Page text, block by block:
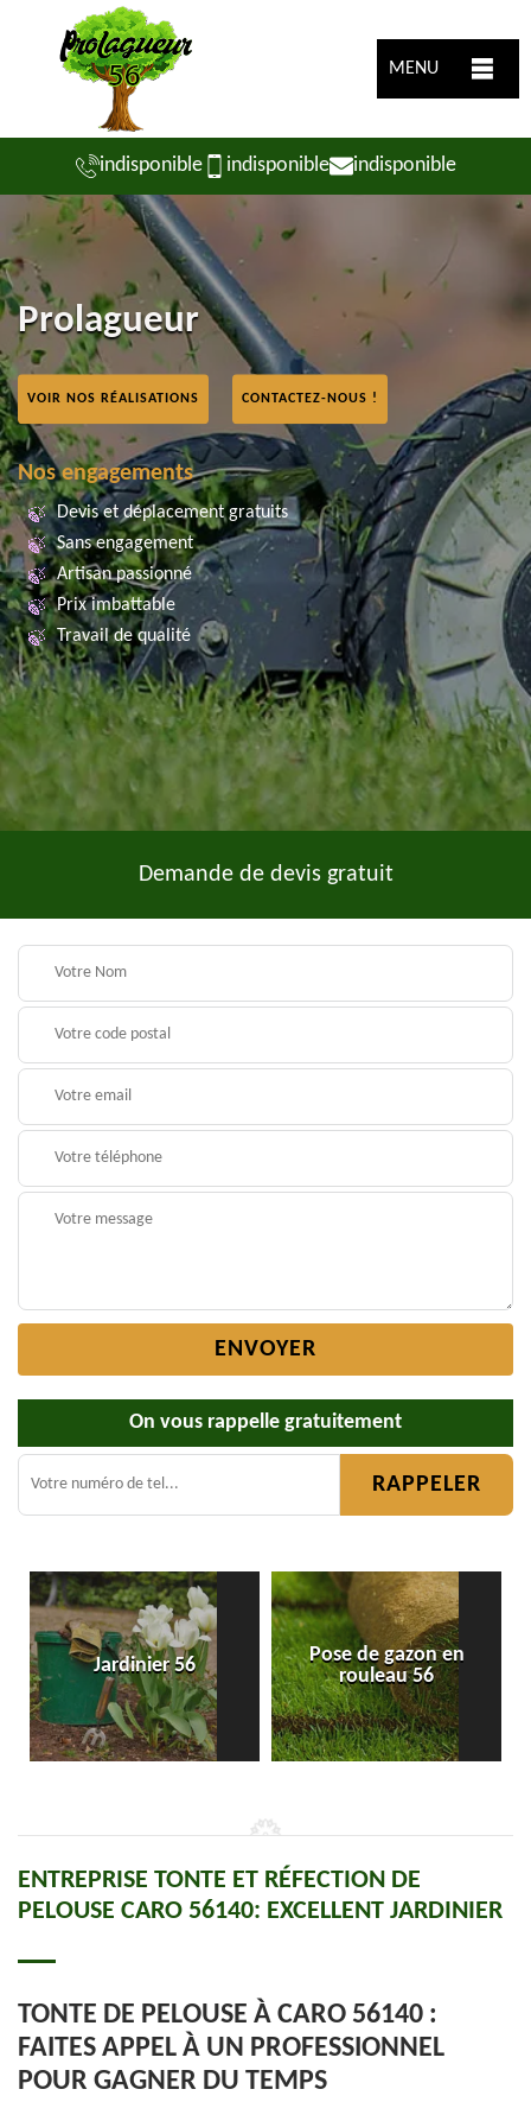
MENU
indisponible indisponible indisponible
Prolagueur
VOIR NOS RÉALISATIONS CONTACTEZ-NOUS !
Nos engagements
Devis et déplacement gratuits
Sans engagement
Artisan passionné
Prix imbattable
Travail de qualité
Demande de devis gratuit
On vous rappelle gratuitement
Jardinier 56
Pose de gazon en
rouleau 56
ENTREPRISE TONTE ET RÉFECTION DE
PELOUSE CARO 56140: EXCELLENT JARDINIER
TONTE DE PELOUSE À CARO 56140 :
FAITES APPEL À UN PROFESSIONNEL
POUR GAGNER DU TEMPS